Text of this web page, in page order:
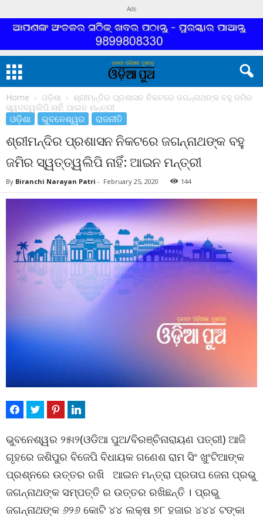
Ads
Home ଓଡ଼ିଶା
ଶ୍ରୀମନ୍ଦିର ପ୍ରଶାସନ ନିକଟରେ ଜଗନ୍ନାଥଙ୍କ ବହୁ ଜମିର
ସ୍ୱତ୍ତ୍ୱଲିପି ନାହିଁ: ଆଇନ ମନ୍ତ୍ରୀ
ଓଡ଼ିଶା ଭୁବନେଶ୍ୱର ରାଜନୀତି
ଶ୍ରୀମନ୍ଦିର ପ୍ରଶାସନ ନିକଟରେ ଜଗନ୍ନାଥଙ୍କ ବହୁ
ଜମିର ସ୍ୱତ୍ତ୍ୱଲିପି ନାହିଁ: ଆଇନ ମନ୍ତ୍ରୀ
By Biranchi Narayan Patri - February 25, 2020 144
ଭୁବନେଶ୍ୱର ୨୫ା୨(ଓଡିଆ ପୁଅ/ବିରଞ୍ଚିନାରାୟଣ ପତ୍ରୀ) ଆଜି
ଗୃହରେ ଜଶିପୁର ବିଜେପି ବିଧାୟକ ଗଣେଶ ରାମ ସିଂ ଖୁଂଟିଆଙ୍କ
ପ୍ରଶ୍ନରେ ଉତ୍ତର ରଖି ଆଇନ ମନ୍ତ୍ରା ପ୍ରତାପ ଜେନା ପ୍ରଭୁ
ଜଗନ୍ନାଥଙ୍କ ସମ୍ପତ୍ତି ର ଉତ୍ତର ରଖିଛନ୍ତି । ପ୍ରଭୁ
ଜଗନ୍ନାଥଙ୍କ ୬୨୬ କୋଟି ୪୪ ଲକ୍ଷ ୭୮ ହଜାର ୪୪୪ ଟଙ୍କା